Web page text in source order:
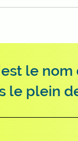
le
le plein